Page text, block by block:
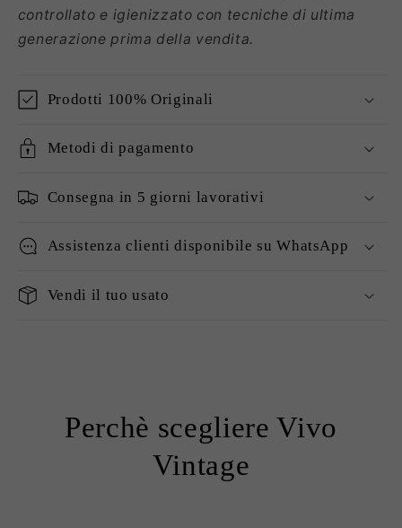
controllato e igienizzato con tecniche di ultima
generazione prima della vendita.
Prodotti 100% Originali
Metodi di pagamento
Consegna in 5 giorni lavorativi
Assistenza clienti disponibile su WhatsApp
Vendi il tuo usato
Perchè scegliere Vivo
Vintage